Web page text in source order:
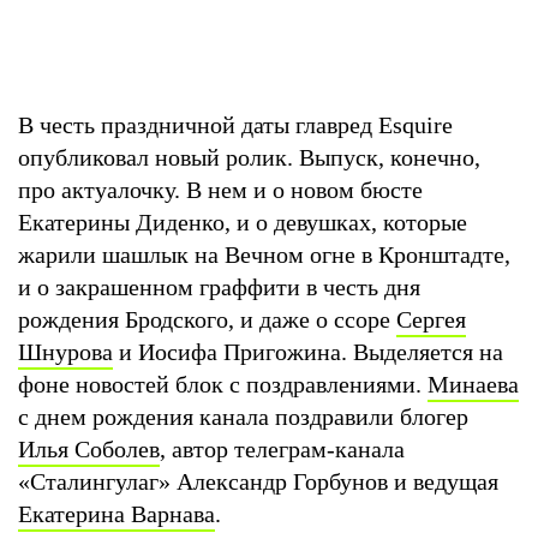
В честь праздничной даты главред Esquire
опубликовал новый ролик. Выпуск, конечно,
про актуалочку. В нем и о новом бюсте
Екатерины Диденко, и о девушках, которые
жарили шашлык на Вечном огне в Кронштадте,
и о закрашенном граффити в честь дня
рождения Бродского, и даже о ссоре Сергея
Шнурова и Иосифа Пригожина. Выделяется на
фоне новостей блок с поздравлениями. Минаева
с днем рождения канала поздравили блогер
Илья Соболев, автор телеграм-канала
«Сталингулаг» Александр Горбунов и ведущая
Екатерина Варнава.